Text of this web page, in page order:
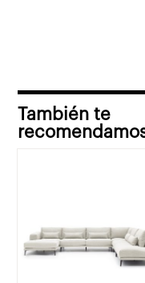
También te